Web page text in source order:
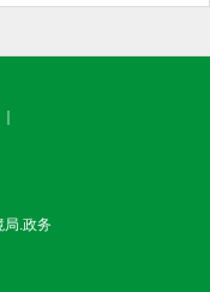
｜
局.政务